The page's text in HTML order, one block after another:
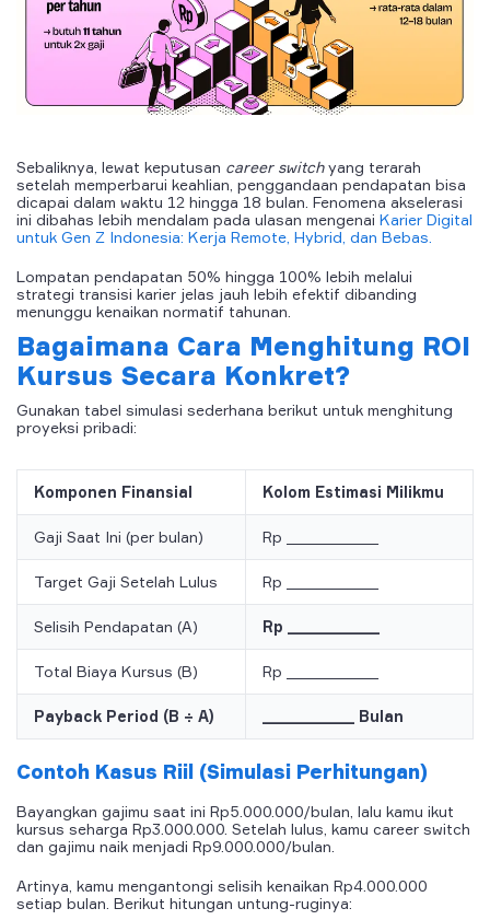
Sebaliknya, lewat keputusan career switchyang terarah
setelah memperbarui keahlian, penggandaan pendapatan bisa
dicapai dalam waktu 12 hingga 18 bulan. Fenomena akselerasi
ini dibahas lebih mendalam pada ulasan mengenai Karier Digital
untuk Gen Z Indonesia: Kerja Remote, Hybrid, dan Bebas.
Lompatan pendapatan 50% hingga 100% lebih melalui
strategi transisi karier jelas jauh lebih efektif dibanding
menunggu kenaikan normatif tahunan.
Bagaimana Cara Menghitung ROI
Kursus Secara Konkret?
Gunakan tabel simulasi sederhana berikut untuk menghitung
proyeksi pribadi:
Komponen Finansial Kolom Estimasi Milikmu
Gaji Saat Ini (per bulan) Rp ____________
Target Gaji Setelah Lulus Rp ____________
Selisih Pendapatan (A) Rp ____________
Total Biaya Kursus (B) Rp ____________
Payback Period (B ÷ A) ____________ Bulan
Contoh Kasus Riil (Simulasi Perhitungan)
Bayangkan gajimu saat ini Rp5.000.000/bulan, lalu kamu ikut
kursus seharga Rp3.000.000. Setelah lulus, kamu career switch
dan gajimu naik menjadi Rp9.000.000/bulan.
Artinya, kamu mengantongi selisih kenaikan Rp4.000.000
setiap bulan. Berikut hitungan untung-ruginya: